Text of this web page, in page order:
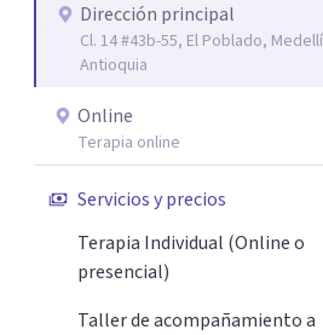
Dirección principal
Cl. 14 #43b-55, El Poblado,
Antioquia
Online
Terapia online
Servicios y precios
Terapia Individual (Online o
presencial)
Taller de acompañamiento a